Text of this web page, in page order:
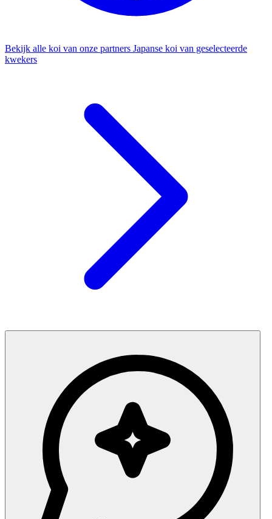
Bekijk alle koi van onze partners Japanse koi van geselecteerde
kwekers